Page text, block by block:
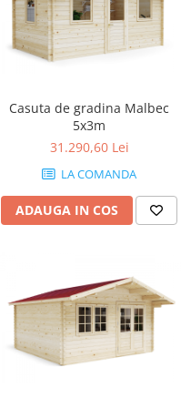
Casuta de gradina Malbec
5x3m
31.290,60 Lei
LA COMANDA
ADAUGA IN COS